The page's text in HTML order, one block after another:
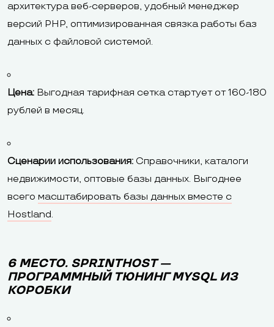
архитектура веб-серверов, удобный менеджер
версий PHP, оптимизированная связка работы баз
данных с файловой системой.
Цена: Выгодная тарифная сетка стартует от 160-180
рублей в месяц.
Сценарии использования: Справочники, каталоги
недвижимости, оптовые базы данных. Выгоднее
всего масштабировать базы данных вместе с
Hostland.
6 МЕСТО. SPRINTHOST —
ПРОГРАММНЫЙ ТЮНИНГ MYSQL ИЗ
КОРОБКИ